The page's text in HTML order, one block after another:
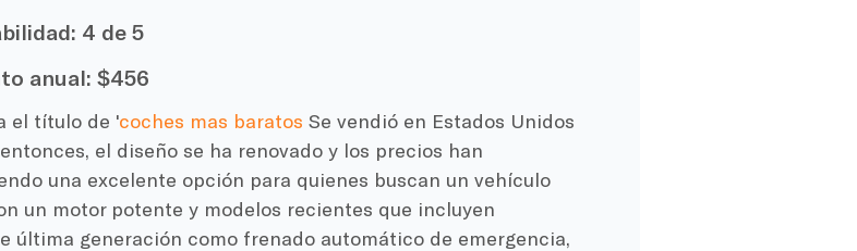
4 de 5
anual: $456
el título de 'coches mas baratos Se vendió en Estados Unidos
el diseño se ha renovado y los precios han
una excelente opción para quienes buscan un vehículo
un motor potente y modelos recientes que incluyen
última generación como frenado automático de emergencia,